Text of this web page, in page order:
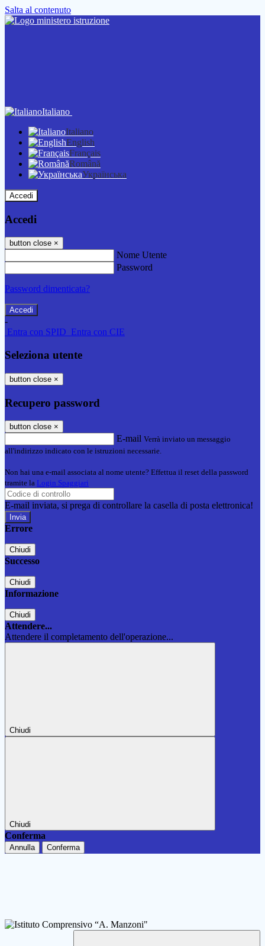
Salta al contenuto
Italiano
Italiano
English
Français
Română
Українська
Accedi
Accedi
button close ×
Nome Utente
Password
Password dimenticata?
-
Entra con SPID Entra con CIE
Seleziona utente
button close ×
Recupero password
button close ×
E-mail Verrà inviato un messaggio
all'indirizzo indicato con le istruzioni necessarie.
Non hai una e-mail associata al nome utente? Effettua il reset della password
tramite la Login Spaggiari
E-mail inviata, si prega di controllare la casella di posta elettronica!
Errore
Chiudi
Successo
Chiudi
Informazione
Chiudi
Attendere...
Attendere il completamento dell'operazione...
Chiudi
Chiudi
Conferma
Annulla Conferma